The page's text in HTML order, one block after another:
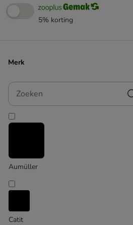
5% korting
Merk
Zoeken
Aumüller
Catit